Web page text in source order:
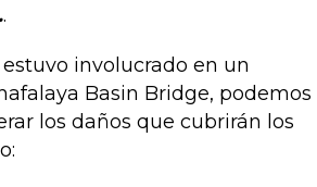
.
involucrado en un
Basin Bridge, podemos
los daños que cubrirán los